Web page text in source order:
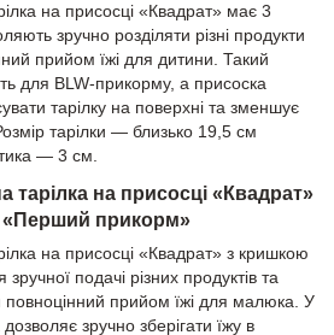
на присосці «Квадрат» має 3
зручно розділяти різні продукти
прийом їжі для дитини. Такий
для BLW-прикорму, а присоска
тарілку на поверхні та зменшує
тарілки — близько 19,5 см
— 3 см.
тарілка на присосці «Квадрат»
«Перший прикорм»
на присосці «Квадрат» з кришкою
подачі різних продуктів та
повноцінний прийом їжі для малюка. У
зручно зберігати їжу в